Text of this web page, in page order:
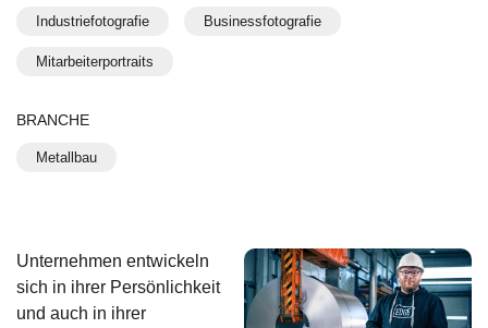
Industriefotografie Businessfotografie
Mitarbeiterportraits
BRANCHE
Metallbau
Unternehmen entwickeln
sich in ihrer Persönlichkeit
und auch in ihrer